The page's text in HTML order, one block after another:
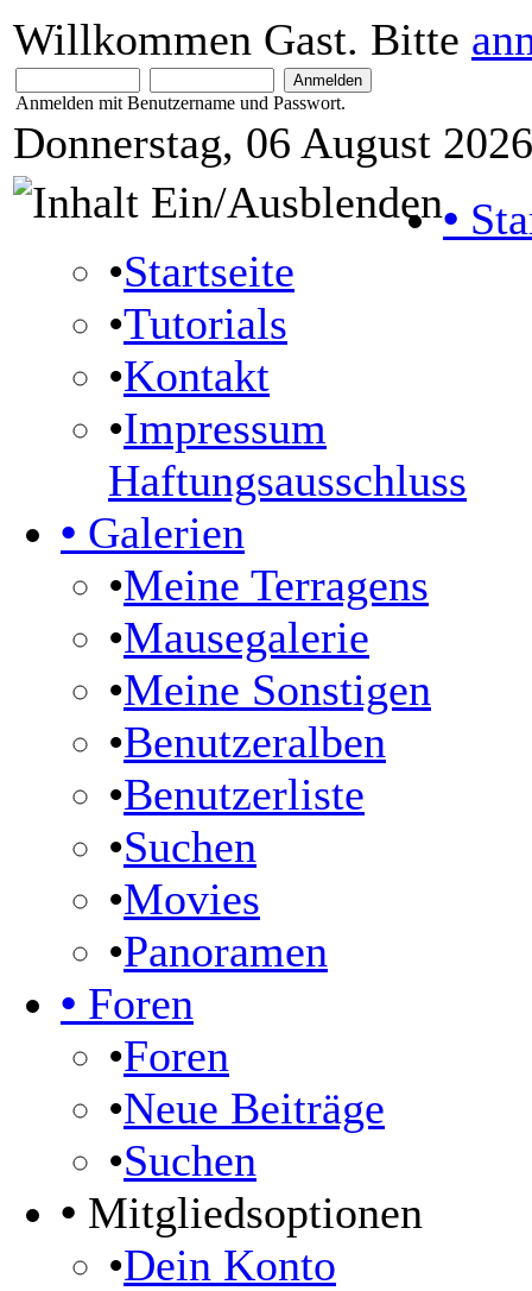
Willkommen Gast. Bitte
Anmelden mit Benutzername und Passwort.
Donnerstag, 06 August
•
•Startseite
•Tutorials
•Kontakt
•Impressum
Haftungsausschluss
• Galerien
•Meine Terragens
•Mausegalerie
•Meine Sonstigen
•Benutzeralben
•Benutzerliste
•Suchen
•Movies
•Panoramen
• Foren
•Foren
•Neue Beiträge
•Suchen
• Mitgliedsoptionen
•Dein Konto